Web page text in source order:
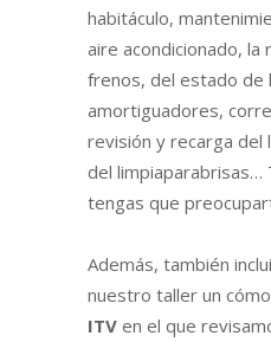
habitáculo,
aire acondicionado, la
frenos, del estado de
amortiguadores,
revisión y recarga
del limpiaparabrisas…
tengas que
Además, también
nuestro taller un
ITV en el que